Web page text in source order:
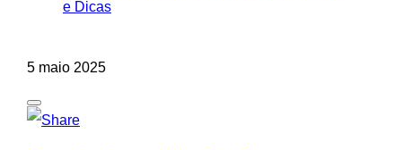
5 maio 2025